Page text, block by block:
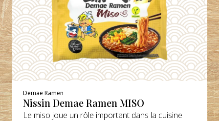
Demae Ramen
Nissin Demae Ramen MISO
Le miso joue un rôle important dans la cuisine